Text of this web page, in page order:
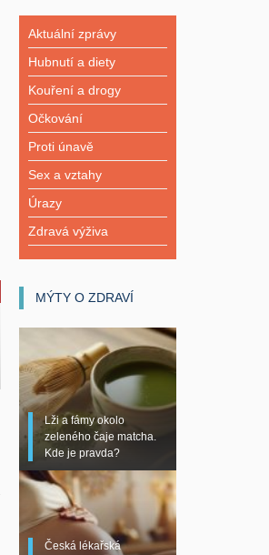
Aktuální zprávy
Hubnutí a diety
Kouření a drogy
Očkování
Proti únavě
Sex a vztahy
Úrazy
Zdravá výživa
MÝTY O ZDRAVÍ
Lži a fámy okolo
zeleného čaje matcha.
Kde je pravda?
Česká lékařská